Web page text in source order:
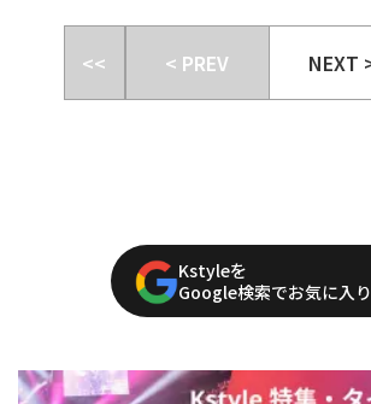
<< < PREV NEXT
Kstyleを
Google検索でお気に入